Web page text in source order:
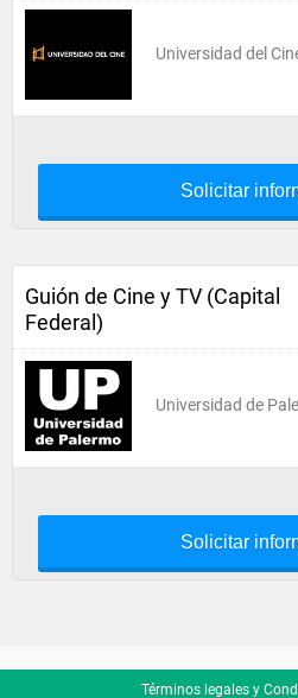
Universidad del
Solicitar
Guión de Cine y TV (Capital
Federal)
Universidad de
Solicitar
Términos legales y